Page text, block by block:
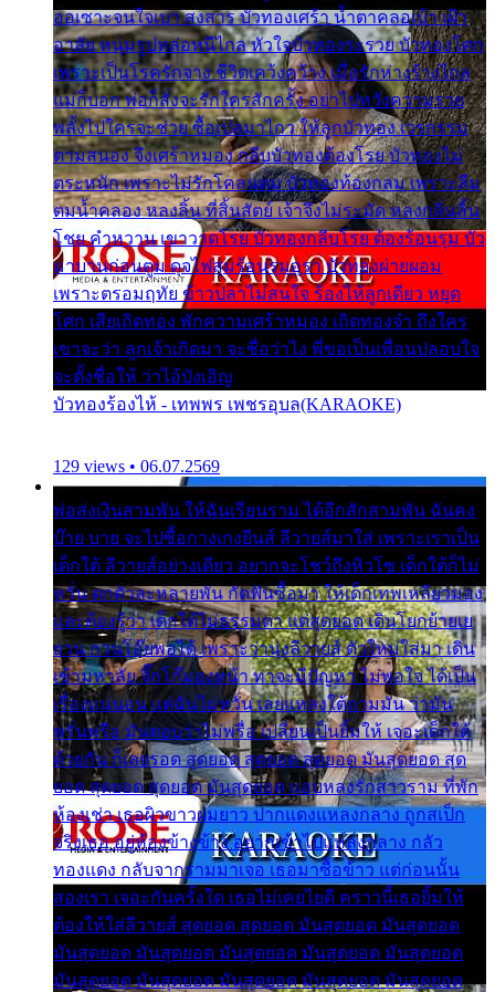
ออเซาะจนใจเบา สงสาร บัวทองเศร้า น้ำตาคลอเบ้า เฝ้า
อาลัย หนุ่มรูปหล่อหนีไกล หัวใจบัวทองระรวย บัวทองโศก
เพราะเป็นโรครักจาง ชีวิตเคว้งคว้าง เมื่อรักห่างร้างไกล
แม่ก็บอก พ่อก็สั่งจะรักใครสักครั้ง อย่าไปหวังความรวย
พลั้งไปใครจะช่วย ซื้อเปลมาไกว ให้ลูกบัวทอง เวรกรรม
ตามสนอง จึงเศร้าหมอง กลีบบัวทองต้องโรย บัวทองไม่
ตระหนัก เพราะไม่รักโคลนตม บัวทองท้องกลม เพราะลืม
ตมน้ำคลอง หลงลิ้น ที่สิ้นสัตย์ เจ้าจึงไม่ระมัด หลงกลิ่นลิ้น
โชย คำหวาน เขาวาดโรย บัวทองกลีบโรย ต้องร้อนรุม บัว
มาบานก่อนตูม ดุจไฟสุมร้อนรุมอุรา บัวทองผ่ายผอม
เพราะตรอมฤทัย ข้าวปลาไม่สนใจ ร้องไห้ลูกเดียว หยุด
โศก เสียเถิดทอง พักความเศร้าหมอง เถิดทองจ๋า ถึงใคร
เขาจะว่า ลูกเจ้าเกิดมา จะชื่อว่าไง พี่ขอเป็นเพื่อนปลอบใจ
จะตั้งชื่อให้ ว่าไอ้บังเอิญ
บัวทองร้องไห้ - เทพพร เพชรอุบล(KARAOKE)
129 views • 06.07.2569
พ่อส่งเงินสามพัน ให้ฉันเรียนราม ได้อีกสักสามพัน ฉันคง
บ๊าย บาย จะไปซื้อกางเกงยีนส์ ลีวายส์มาใส่ เพราะเราเป็น
เด็กใต้ ลีวายส์อย่างเดียว อยากจะโชว์ถึงหิวโซ เด็กใต้ก็ไม่
หวั่น ตกตัวละหลายพัน กัดฟันซื้อมา ให้เด็กเทพเหลียวมอง
และต้องรู้ว่า เด็กใต้ไม่ธรรมดา แต่สุดยอด เดินโยกย้ายเย
ยวน กวนโอ๊ยพอได้ เพราะว่านุ่งลีวายส์ ตัวใหม่ใส่มา เดิน
เข้ามหาลัย จิ๊กโก๊มองหน้า ท่าจะมีปัญหา ไม่พอใจ ได้เป็น
เรื่องแน่นอน แต่ฉันไม่หวั่น เลยแหลงใต้ถามมัน ว่ามัน
พรั่นพรือ มันตอบว่าไม่พรื่อ เปลี่ยนเป็นยิ้มให้ เจอะเด็กใต้
ด้วยกัน ก็เลยรอด สุดยอด สุดยอด สุดยอด มันสุดยอด สุด
ยอด สุดยอด สุดยอด มันสุดยอด แอบหลงรักสาวราม ที่พัก
ห้องเช่า เธอผิวขาวผมยาว ปากแดงแหลงกลาง ถูกสเป็ก
จริงเธอ อยู่ห้องข้างข้าง อยากเข้าไปแหลงกลาง กลัว
ทองแดง กลับจากรามมาเจอ เธอมาซื้อข้าว แต่ก่อนนั้น
สองเรา เจอะกันครั้งใด เธอไม่เคยไยดี คราวนี้เธอยิ้มให้
ต้องให้ใส่ลีวายส์ สุดยอด สุดยอด มันสุดยอด มันสุดยอด
มันสุดยอด มันสุดยอด มันสุดยอด มันสุดยอด มันสุดยอด
มันสุดยอด มันสุดยอด มันสุดยอด มันสุดยอด มันสุดยอด